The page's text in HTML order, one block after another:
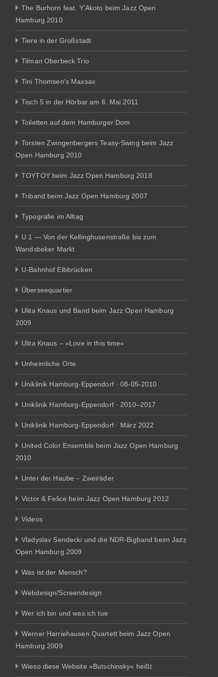
The Burhorn feat. Y’Akoto beim Jazz Open
Hamburg 2010
Tiere in der Großstadt
Tilman Oberbeck Trio
Tini Thomsen’s Maxsax
Tisch 5 in der Hörbar am 6. Mai 2011
Toiletten auf dem Hamburger Dom
Torsten Zwingenbergers Teasy-Swing beim Jazz
Open Hamburg 2010
TOYTOY beim Jazz Open Hamburg 2018
Triband beim Jazz Open Hamburg 2007
Typografie im Alltag
U 1 — Von der Kellinghusenstraße bis zum
Wandsbeker Markt
U-Bahnhof Elbbrücken
Überseequartier
Ulita Knaus und Band beim Jazz Open Hamburg
2009
Ulita Knaus – »Love in this time«
Unheimliche Orte
Uniklinik Hamburg-Eppendorf · 08-05-2010
Uniklinik Hamburg-Eppendorf · 2010–2017
Uniklinik Hamburg-Eppendorf · März 2022
United Color Ensemble beim Jazz Open Hamburg
2010
Unter der Haube – Zweiräder
Victor & Felice beim Jazz Open Hamburg 2012
Videos
Vladyslav Sendecki und die NDR-Bigband beim Jazz
Open Hamburg 2009
Was ist der Mensch?
Webdesign/Screendesign
Wer ich bin und was ich tue
Werner Harriehausen Quartett beim Jazz Open
Hamburg 2009
Wieso diese Website »Butschinsky« heißt